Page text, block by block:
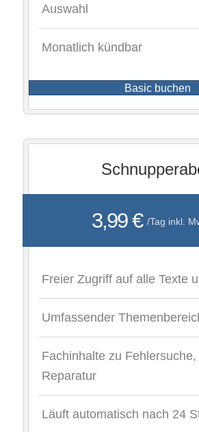
Auswahl
Monatlich kündbar
Basic buchen
3,99 € /Tag inkl.
Freier Zugriff auf alle Texte
Umfassender
Fachinhalte zu
Reparatur
Läuft automatisch nach 24